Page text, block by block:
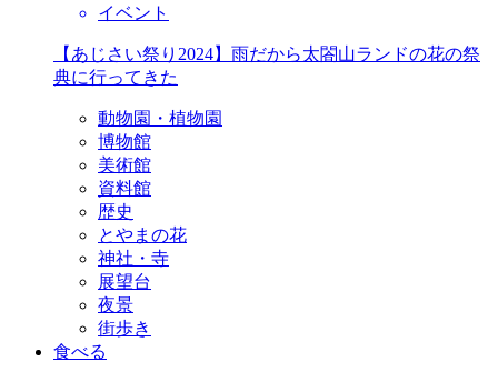
イベント
【あじさい祭り2024】雨だから太閤山ランドの花の祭
典に行ってきた
動物園・植物園
博物館
美術館
資料館
歴史
とやまの花
神社・寺
展望台
夜景
街歩き
食べる